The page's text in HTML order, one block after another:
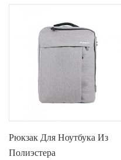
Рюкзак Для Ноутбука Из
Полиэстера